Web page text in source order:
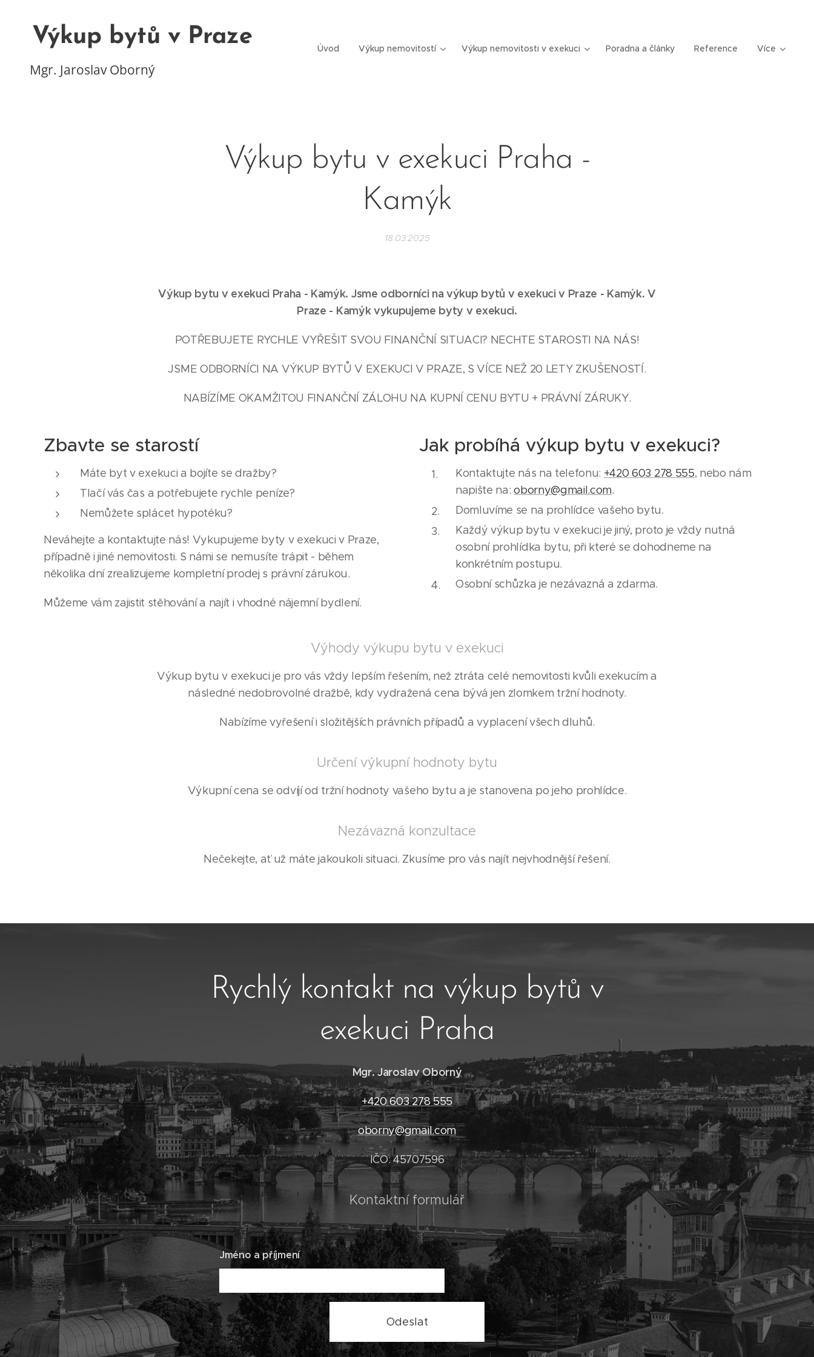
Výkup bytů v Praze
Mgr. Jaroslav Oborný
Úvod Výkup nemovitostí Výkup nemovitosti v exekuci Poradna a články Reference Více
Výkup bytu v exekuci Praha -
Kamýk
18.03.2025
Výkup bytu v exekuci Praha - Kamýk. Jsme odborníci na výkup bytů v exekuci v Praze - Kamýk. V
Praze - Kamýk vykupujeme byty v exekuci.
POTŘEBUJETE RYCHLE VYŘEŠIT SVOU FINANČNÍ SITUACI? NECHTE STAROSTI NA NÁS!
JSME ODBORNÍCI NA VÝKUP BYTŮ V EXEKUCI V PRAZE, S VÍCE NEŽ 20 LETY ZKUŠENOSTÍ.
NABÍZÍME OKAMŽITOU FINANČNÍ ZÁLOHU NA KUPNÍ CENU BYTU + PRÁVNÍ ZÁRUKY.
Zbavte se starostí
Máte byt v exekuci a bojíte se dražby?
Tlačí vás čas a potřebujete rychle peníze?
Nemůžete splácet hypotéku?
Neváhejte a kontaktujte nás! Vykupujeme byty v exekuci v Praze,
případně i jiné nemovitosti. S námi se nemusíte trápit - během
několika dní zrealizujeme kompletní prodej s právní zárukou.
Můžeme vám zajistit stěhování a najít i vhodné nájemní bydlení.
Jak probíhá výkup bytu v exekuci?
Kontaktujte nás na telefonu: +420 603 278 555, nebo nám
napište na:oborny@gmail.com.
Domluvíme se na prohlídce vašeho bytu.
Každý výkup bytu v exekuci je jiný, proto je vždy nutná
osobní prohlídka bytu, při které se dohodneme na
konkrétním postupu.
Osobní schůzka je nezávazná a zdarma.
Výhody výkupu bytu v exekuci
Výkup bytu v exekuci je pro vás vždy lepším řešením, než ztráta celé nemovitosti kvůli exekucím a
následné nedobrovolné dražbě, kdy vydražená cena bývá jen zlomkem tržní hodnoty.
Nabízíme vyřešení i složitějších právních případů a vyplacení všech dluhů.
Určení výkupní hodnoty bytu
Výkupní cena se odvíjí od tržní hodnoty vašeho bytu a je stanovena po jeho prohlídce.
Nezávazná konzultace
Nečekejte, ať už máte jakoukoli situaci. Zkusíme pro vás najít nejvhodnější řešení.
Rychlý kontakt na výkup bytů v
exekuci Praha
Mgr. Jaroslav Oborný
+420 603 278 555
oborny@gmail.com
IČO: 45707596
Kontaktní formulář
Jméno a příjmení
Odeslat